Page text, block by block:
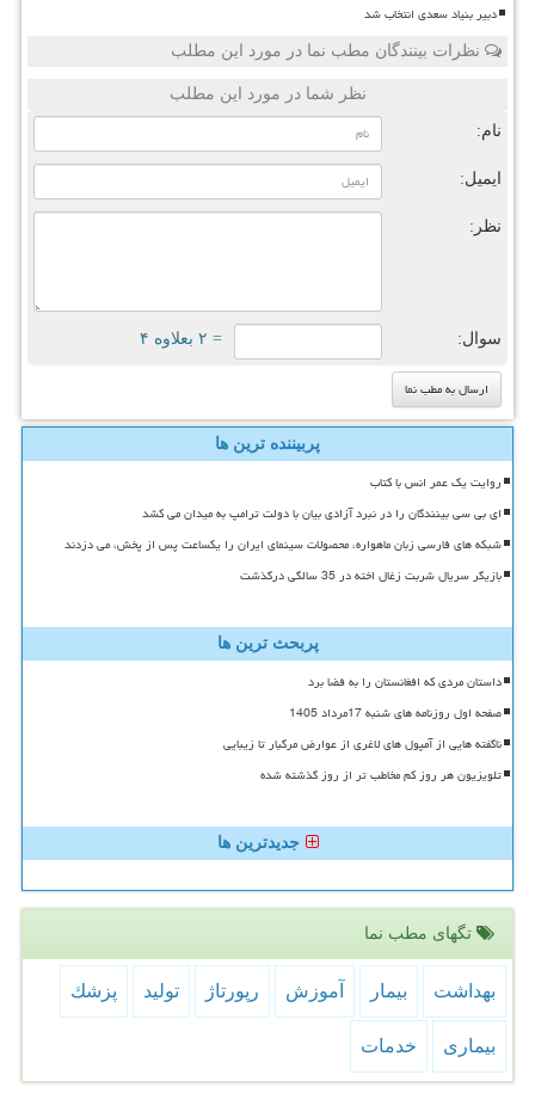
دبیر بنیاد سعدی انتخاب شد
نظرات بینندگان مطب نما در مورد این مطلب
نظر شما در مورد این مطلب
نام:
ایمیل:
نظر:
سوال: = ۲ بعلاوه ۴
پربیننده ترین ها
روایت یک عمر انس با کتاب
ای بی سی بینندگان را در نبرد آزادی بیان با دولت ترامپ به میدان می کشد
شبکه های فارسی زبان ماهواره، محصولات سینمای ایران را یکساعت پس از پخش، می دزدند
بازیگر سریال شربت زغال اخته در 35 سالگی درگذشت
پربحث ترین ها
داستان مردی که افغانستان را به فضا برد
صفحه اول روزنامه های شنبه 17مرداد 1405
ناگفته هایی از آمپول های لاغری از عوارض مرگبار تا زیبایی
تلویزیون هر روز کم مخاطب تر از روز گذشته شده
جدیدترین ها
تگهای مطب نما
بهداشت بیمار آموزش رپورتاژ تولید پزشك
بیماری خدمات